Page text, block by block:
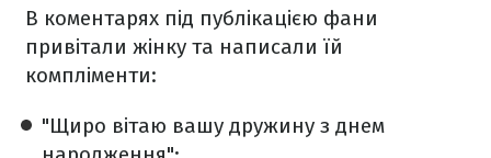
В коментарях під публікацією фани
привітали жінку та написали їй
компліменти:
"Щиро вітаю вашу дружину з днем